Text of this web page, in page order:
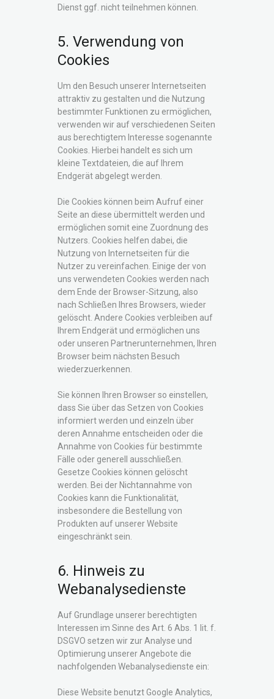
Dienst ggf. nicht teilnehmen können.
5. Verwendung von
Cookies
Um den Besuch unserer Internetseiten
attraktiv zu gestalten und die Nutzung
bestimmter Funktionen zu ermöglichen,
verwenden wir auf verschiedenen Seiten
aus berechtigtem Interesse sogenannte
Cookies. Hierbei handelt es sich um
kleine Textdateien, die auf Ihrem
Endgerät abgelegt werden.
Die Cookies können beim Aufruf einer
Seite an diese übermittelt werden und
ermöglichen somit eine Zuordnung des
Nutzers. Cookies helfen dabei, die
Nutzung von Internetseiten für die
Nutzer zu vereinfachen. Einige der von
uns verwendeten Cookies werden nach
dem Ende der Browser-Sitzung, also
nach Schließen Ihres Browsers, wieder
gelöscht. Andere Cookies verbleiben auf
Ihrem Endgerät und ermöglichen uns
oder unseren Partnerunternehmen, Ihren
Browser beim nächsten Besuch
wiederzuerkennen.
Sie können Ihren Browser so einstellen,
dass Sie über das Setzen von Cookies
informiert werden und einzeln über
deren Annahme entscheiden oder die
Annahme von Cookies für bestimmte
Fälle oder generell ausschließen.
Gesetze Cookies können gelöscht
werden. Bei der Nichtannahme von
Cookies kann die Funktionalität,
insbesondere die Bestellung von
Produkten auf unserer Website
eingeschränkt sein.
6. Hinweis zu
Webanalysedienste
Auf Grundlage unserer berechtigten
Interessen im Sinne des Art. 6 Abs. 1 lit. f.
DSGVO setzen wir zur Analyse und
Optimierung unserer Angebote die
nachfolgenden Webanalysedienste ein:
Diese Website benutzt Google Analytics,